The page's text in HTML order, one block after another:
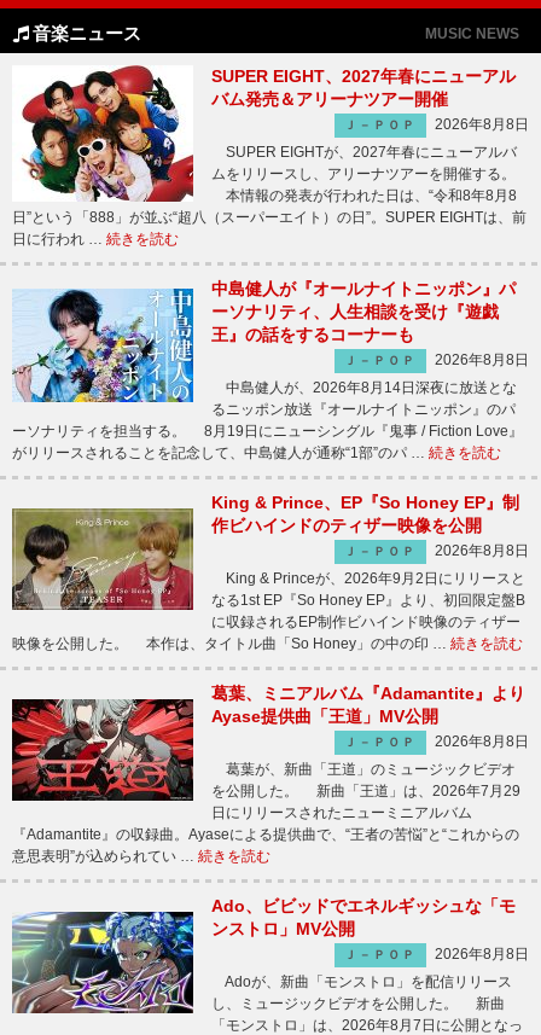
音楽ニュース MUSIC NEWS
SUPER EIGHT、2027年春にニューアル
バム発売＆アリーナツアー開催
Ｊ－ＰＯＰ
2026年8月8日
SUPER EIGHTが、2027年春にニューアルバ
ムをリリースし、アリーナツアーを開催する。
本情報の発表が行われた日は、“令和8年8月8
日”という「888」が並ぶ“超八（スーパーエイト）の日”。SUPER EIGHTは、前
日に行われ … 続きを読む
中島健人が『オールナイトニッポン』パ
ーソナリティ、人生相談を受け『遊戯
王』の話をするコーナーも
Ｊ－ＰＯＰ
2026年8月8日
中島健人が、2026年8月14日深夜に放送とな
るニッポン放送『オールナイトニッポン』のパ
ーソナリティを担当する。 8月19日にニューシングル『鬼事 / Fiction Love』
がリリースされることを記念して、中島健人が通称“1部”のパ … 続きを読む
King & Prince、EP『So Honey EP』制
作ビハインドのティザー映像を公開
Ｊ－ＰＯＰ
2026年8月8日
King & Princeが、2026年9月2日にリリースと
なる1st EP『So Honey EP』より、初回限定盤B
に収録されるEP制作ビハインド映像のティザー
映像を公開した。 本作は、タイトル曲「So Honey」の中の印 … 続きを読む
葛葉、ミニアルバム『Adamantite』より
Ayase提供曲「王道」MV公開
Ｊ－ＰＯＰ
2026年8月8日
葛葉が、新曲「王道」のミュージックビデオ
を公開した。 新曲「王道」は、2026年7月29
日にリリースされたニューミニアルバム
『Adamantite』の収録曲。Ayaseによる提供曲で、“王者の苦悩”と“これからの
意思表明”が込められてい … 続きを読む
Ado、ビビッドでエネルギッシュな「モ
ンストロ」MV公開
Ｊ－ＰＯＰ
2026年8月8日
Adoが、新曲「モンストロ」を配信リリース
し、ミュージックビデオを公開した。 新曲
「モンストロ」は、2026年8月7日に公開となっ